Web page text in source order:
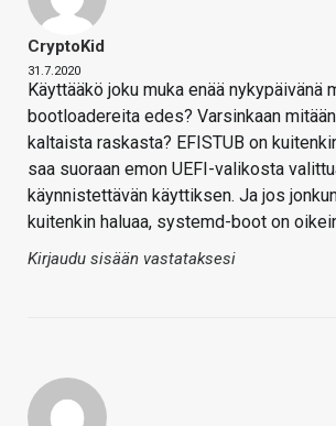
CryptoKid
31.7.2020
Käyttääkö joku muka enää nykypäivänä
bootloadereita edes? Varsinkaan mitään
kaltaista raskasta? EFISTUB on
saa suoraan emon UEFI-valikosta
käynnistettävän käyttiksen. Ja jos
kuitenkin haluaa, systemd-boot on
Kirjaudu sisään vastataksesi